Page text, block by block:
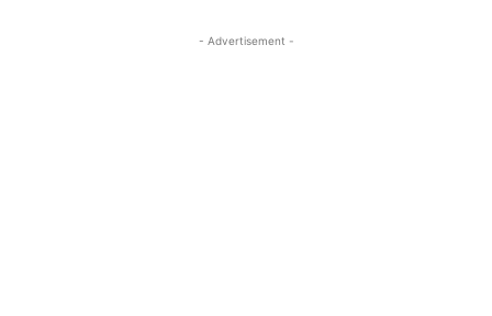
- Advertisement -